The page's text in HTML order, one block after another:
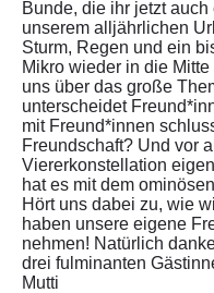
Bunde, die ihr jetzt
unserem alljährlichen
Sturm, Regen und ein
Mikro wieder in die
uns über das große
unterscheidet
mit Freund*innen
Freundschaft? Und vor
Viererkonstellation
hat es mit dem
Hört uns dabei zu, wie
haben unsere eigene
nehmen! Natürlich
drei fulminanten
Mutti